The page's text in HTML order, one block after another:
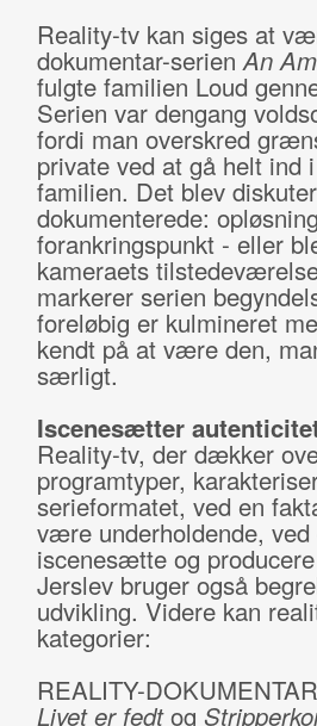
Reality-tv kan siges at
dokumentar-serienAn
fulgte familien Loud
Serien var dengang
fordi man overskred
private ved at gå helt
familien. Det blev
dokumenterede:
forankringspunkt - eller
kameraets
markerer serien
foreløbig er kulmineret
kendt på at være den,
særligt.
Iscenesætter
Reality-tv, der dækker
programtyper,
serieformatet, ved en
være underholdende,
iscenesætte og
Jerslev bruger også
udvikling. Videre kan
kategorier:
REALITY-
Livet er fedtog